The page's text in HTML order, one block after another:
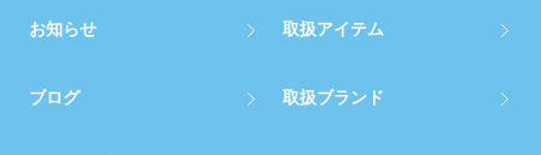
お知らせ 取扱アイテム
ブログ 取扱ブランド